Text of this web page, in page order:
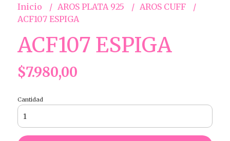
Inicio AROS PLATA 925
AROS CUFF
ACF107 ESPIGA
ACF107 ESPIGA
$7.980,00
Cantidad